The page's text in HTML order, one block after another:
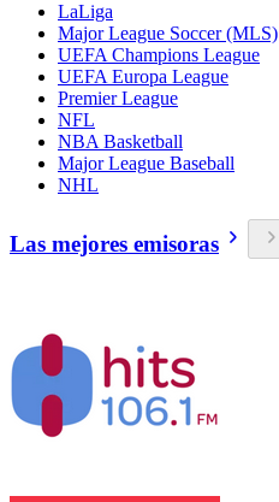
LaLiga
Major League Soccer (MLS)
UEFA Champions League
UEFA Europa League
Premier League
NFL
NBA Basketball
Major League Baseball
NHL
Las mejores emisoras